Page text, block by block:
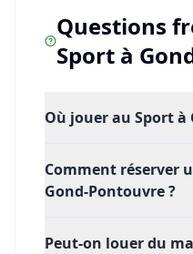
à relever le défi ?
plus beau coup droit dès
Questions
Sportà
Où jouer au Sport à
Comment réserver
Gond-Pontouvre ?
Peut-on louer du